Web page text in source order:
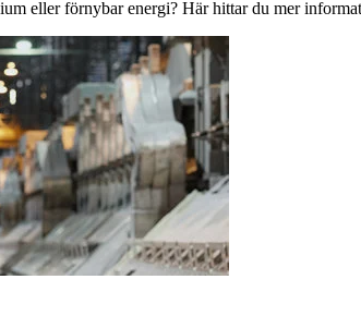
eller förnybar energi? Här hittar du mer